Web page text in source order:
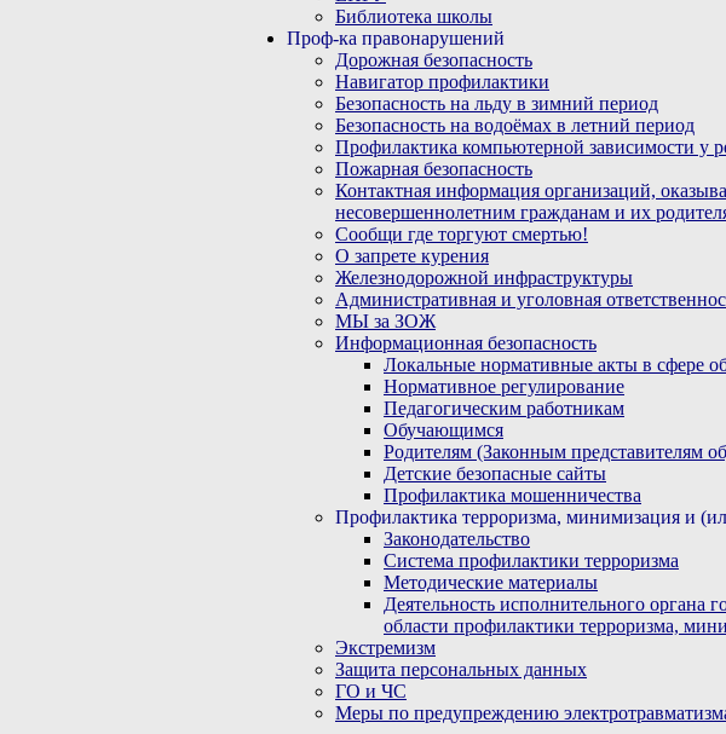
Библиотека школы
Проф-ка правонарушений
Дорожная безопасность
Навигатор профилактики
Безопасность на льду в зимний период
Безопасность на водоёмах в летний период
Профилактика компьютерной зависимости у
Пожарная безопасность
Контактная информация организаций,
несовершеннолетним гражданам и их
Сообщи где торгуют смертью!
О запрете курения
Железнодорожной инфраструктуры
Административная и уголовная
МЫ за ЗОЖ
Информационная безопасность
Локальные нормативные акты в сфере
Нормативное регулирование
Педагогическим работникам
Обучающимся
Родителям (Законным представителям
Детские безопасные сайты
Профилактика мошенничества
Профилактика терроризма, минимизация и
Законодательство
Система профилактики терроризма
Методические материалы
Деятельность исполнительного органа
области профилактики терроризма,
Экстремизм
Защита персональных данных
ГО и ЧС
Меры по предупреждению